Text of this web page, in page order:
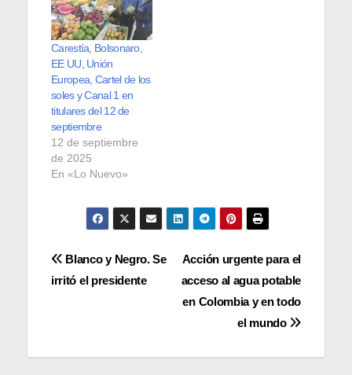
Carestía, Bolsonaro,
EE UU, Unión
Europea, Cartel de los
soles y Canal 1 en
titulares del 12 de
septiembre
12 de septiembre
de 2025
En «Lo Nuevo»
NavegaciónAcción urgente para el
acceso al agua potable
en Colombia y en todo
el mundo
Blanco y Negro. Se
irritó el presidente